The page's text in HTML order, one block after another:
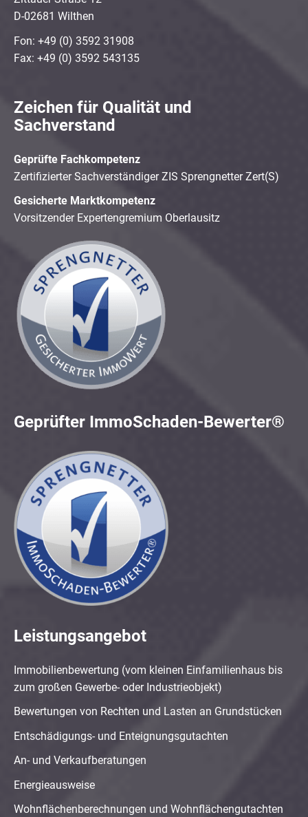
D-02681 Wilthen
Fon: +49 (0) 3592 31908
Fax: +49 (0) 3592 543135
Zeichen für Qualität und
Sachverstand
Geprüfte Fachkompetenz
Zertifizierter Sachverständiger ZIS Sprengnetter Zert(S)
Gesicherte Marktkompetenz
Vorsitzender Expertengremium Oberlausitz
Geprüfter ImmoSchaden-Bewerter®
Leistungsangebot
Immobilienbewertung (vom kleinen Einfamilienhaus bis
zum großen Gewerbe- oder Industrieobjekt)
Bewertungen von Rechten und Lasten an Grundstücken
Entschädigungs- und Enteignungsgutachten
An- und Verkaufberatungen
Energieausweise
Wohnflächenberechnungen und Wohnflächengutachten